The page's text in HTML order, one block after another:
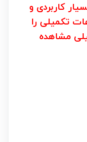
کاربردی و
تکمیلی را
مشاهده